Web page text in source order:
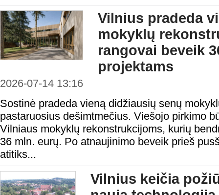
Vilnius pradeda
mokyklų
rangovai beveik
projektams
2026-07-14 13:16
Sostinė pradeda vieną didžiausių senų
pastaruosius dešimtmečius. Viešojo pirkimo
Vilniaus mokyklų rekonstrukcijoms, kurių
36 mln. eurų. Po atnaujinimo beveik prieš
atitiks...
Vilnius keičia